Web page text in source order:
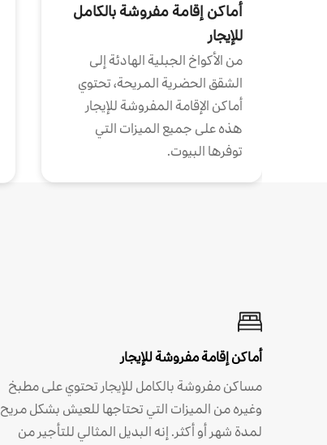
أماكن إقامة مفروشة بالكامل
للإيجار
من الأكواخ الجبلية الهادئة إلى
الشقق الحضرية المريحة، تحتوي
أماكن الإقامة المفروشة للإيجار
هذه على جميع الميزات التي
توفرها البيوت.
أماكن إقامة مفروشة للإيجار
مساكن مفروشة بالكامل للإيجار تحتوي على مطبخ
وغيره من الميزات التي تحتاجها للعيش بشكل مريح
لمدة شهر أو أكثر. إنه البديل المثالي للتأجير من